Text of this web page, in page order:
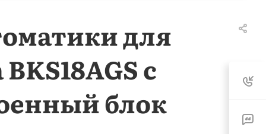
для
с
блок